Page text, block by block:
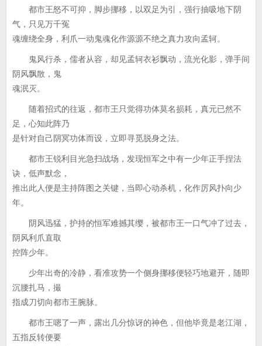
都市王怒不可抑，脚步挪移，以双足为引，强行抽吸地下阴
气，只见万千冤
魂缠绕全身，利爪一动鬼魂化作源源不绝之真力攻向孟轲。
鬼风行杀，儒者从容，却见孟轲衣衫飘动，流光化影，弹手间
阴风飘散，鬼
魂泯灭。
随着招式的往返，都市王只觉得功体莫名损耗，真元已然不
足，心知此阵乃
是针对自己阴冥功体而设，立即寻觅脱身之法。
都市王锐利目光急扫战场，发现恒军之中有一少年正手捏法
诀，低声默念，
推出此人便是主持阵图之关键，当即心动杀机，化作厉风扑向少
年。
阴风迅猛，护持的恒军难撼其缨，被都市王一口气冲了过去，
阴风利爪直取
控阵少年。
少年出奇的冷静，看准攻势一个侧身挪移便轻巧地避开，随即
沉腰扎马，撮
指成刀切向都市王腕脉。
都市王嗯了一声，露出几分惊讶的神色，但他毕竟是老江湖，
五指反转便要